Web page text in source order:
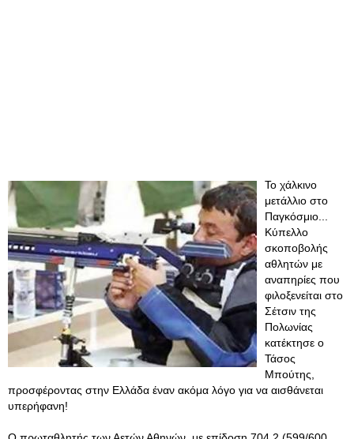
Το χάλκινο
μετάλλιο στο
Παγκόσμιο...
Κύπελλο
σκοποβολής
αθλητών με
αναπηρίες που
φιλοξενείται στο
Σέτσιν της
Πολωνίας
κατέκτησε ο
Τάσος
Μπούτης,
προσφέροντας στην Ελλάδα έναν ακόμα λόγο για να αισθάνεται
υπερήφανη!